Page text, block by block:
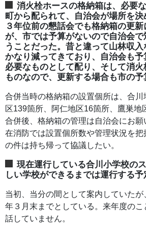
消火栓ホースの格納箱は、必要
町から配られて、自治会が場所を決
３年位前の懇話会でも格納箱の更
が、市では予算がないので自治会
うことだった。昔と違って山林収
かなり減ってきており、自治会も
必要なものとして配り、そして消
ものなので、更新する場合も市の予
合併当時の格納箱の設置個所は、合
区139箇所、阿仁地区16箇所、鷹巣地
合併後、格納箱の管理は自治会にお願
在消防では設置個所数や管理状況を把
の件は持ち帰って協議したい。
現在運行している合川小学校の
しい学校ができるまでは運行する予
当初、当分の間として案内していた
年３月末までとしている。来年度の
話していません。